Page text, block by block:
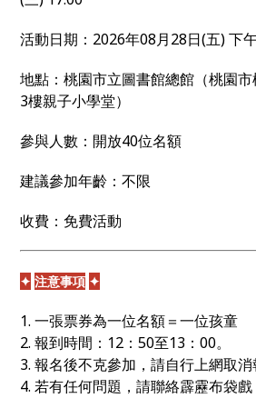
活動日期：2026年08月28日(五) 下
地點：桃園市立圖書館總館（桃園
3樓親子小學堂）
參與人數：開放40位名額
建議參加年齡：不限
收費：免費活動
✦ 注意事項 ✦
1.一張票券為一位名額＝一位孩童
2.報到時間：12：50至13：00。
3. 報名後不克參加，請自行上網取消
4. 若有任何問題，請聯絡霹靂布袋